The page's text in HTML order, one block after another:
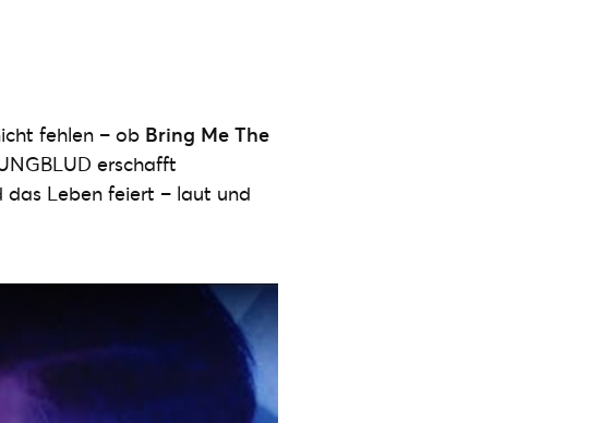
fehlen – ob Bring Me The
erschafft
das Leben feiert – laut und